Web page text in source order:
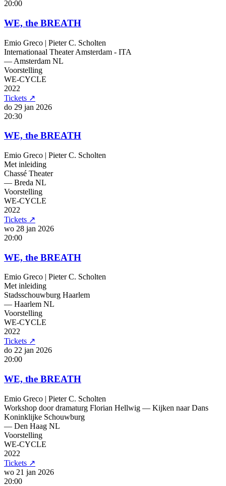
20:00
WE, the BREATH
Emio Greco | Pieter C. Scholten
Internationaal Theater Amsterdam - ITA
— Amsterdam NL
Voorstelling
WE-CYCLE
2022
Tickets ↗
do 29 jan 2026
20:30
WE, the BREATH
Emio Greco | Pieter C. Scholten
Met inleiding
Chassé Theater
— Breda NL
Voorstelling
WE-CYCLE
2022
Tickets ↗
wo 28 jan 2026
20:00
WE, the BREATH
Emio Greco | Pieter C. Scholten
Met inleiding
Stadsschouwburg Haarlem
— Haarlem NL
Voorstelling
WE-CYCLE
2022
Tickets ↗
do 22 jan 2026
20:00
WE, the BREATH
Emio Greco | Pieter C. Scholten
Workshop door dramaturg Florian Hellwig — Kijken naar Dans
Koninklijke Schouwburg
— Den Haag NL
Voorstelling
WE-CYCLE
2022
Tickets ↗
wo 21 jan 2026
20:00